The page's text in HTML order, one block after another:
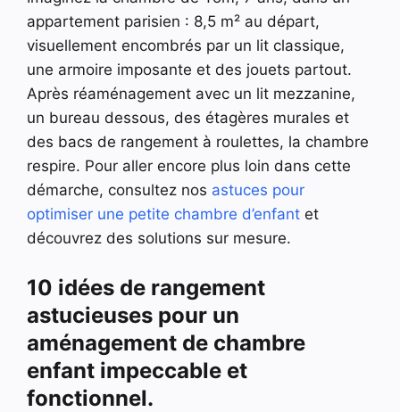
appartement parisien : 8,5 m² au départ,
visuellement encombrés par un lit classique,
une armoire imposante et des jouets partout.
Après réaménagement avec un lit mezzanine,
un bureau dessous, des étagères murales et
des bacs de rangement à roulettes, la chambre
respire. Pour aller encore plus loin dans cette
démarche, consultez nos astuces pour
optimiser une petite chambre d’enfant et
découvrez des solutions sur mesure.
10 idées de rangement
astucieuses pour un
aménagement de chambre
enfant impeccable et
fonctionnel.